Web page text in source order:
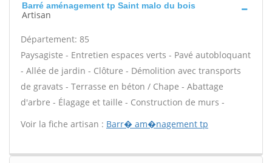
Barré aménagement tp Saint malo du bois
Artisan
Département: 85
Paysagiste - Entretien espaces verts - Pavé autobloquant
- Allée de jardin - Clôture - Démolition avec transports
de gravats - Terrasse en béton / Chape - Abattage
d'arbre - Élagage et taille - Construction de murs -
Voir la fiche artisan : Barr� am�nagement tp